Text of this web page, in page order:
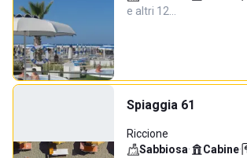
e altri 12…
Spiaggia 61
Riccione
Sabbiosa· Cabine·